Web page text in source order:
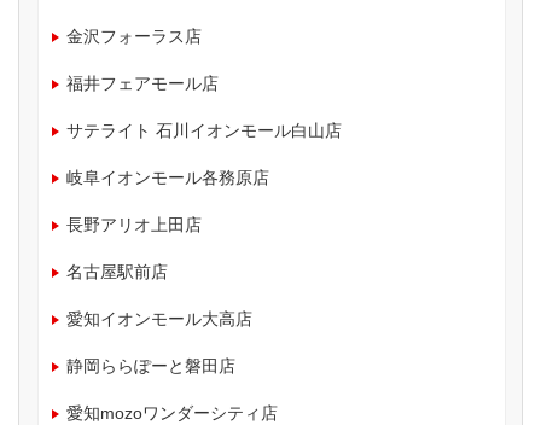
金沢フォーラス店
福井フェアモール店
サテライト 石川イオンモール白山店
岐阜イオンモール各務原店
長野アリオ上田店
名古屋駅前店
愛知イオンモール大高店
静岡ららぽーと磐田店
愛知mozoワンダーシティ店